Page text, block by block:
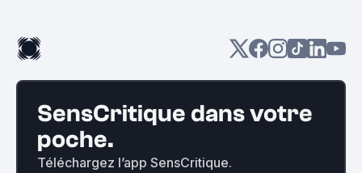
SensCritique dans votre
poche.
Téléchargez l’app SensCritique.